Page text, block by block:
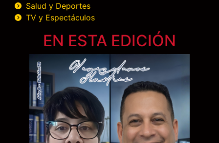
Salud y Deportes
TV y Espectáculos
EN ESTA EDICIÓN